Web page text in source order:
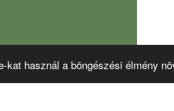
kat használ a böngészési élmény